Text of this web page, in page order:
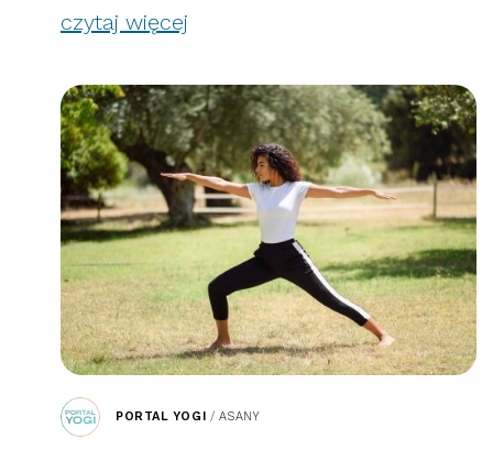
czytaj więcej
PORTAL YOGI / ASANY